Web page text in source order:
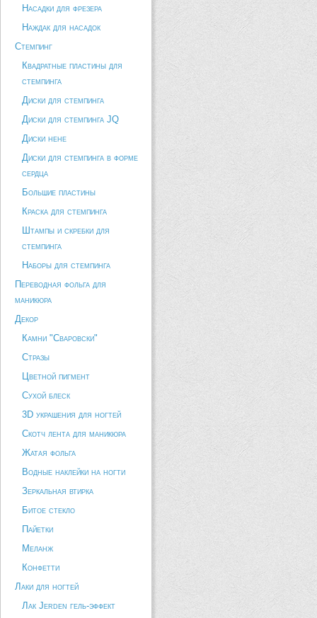
Насадки для фрезера
Наждак для насадок
Стемпинг
Квадратные пластины для
стемпинга
Диски для стемпинга
Диски для стемпинга JQ
Диски hehe
Диски для стемпинга в форме
сердца
Большие пластины
Краска для стемпинга
Штампы и скребки для
стемпинга
Наборы для стемпинга
Переводная фольга для
маникюра
Декор
Камни "Сваровски"
Стразы
Цветной пигмент
Сухой блеск
3D украшения для ногтей
Скотч лента для маникюра
Жатая фольга
Водные наклейки на ногти
Зеркальная втирка
Битое стекло
Пайетки
Меланж
Конфетти
Лаки для ногтей
Лак Jerden гель-эффект